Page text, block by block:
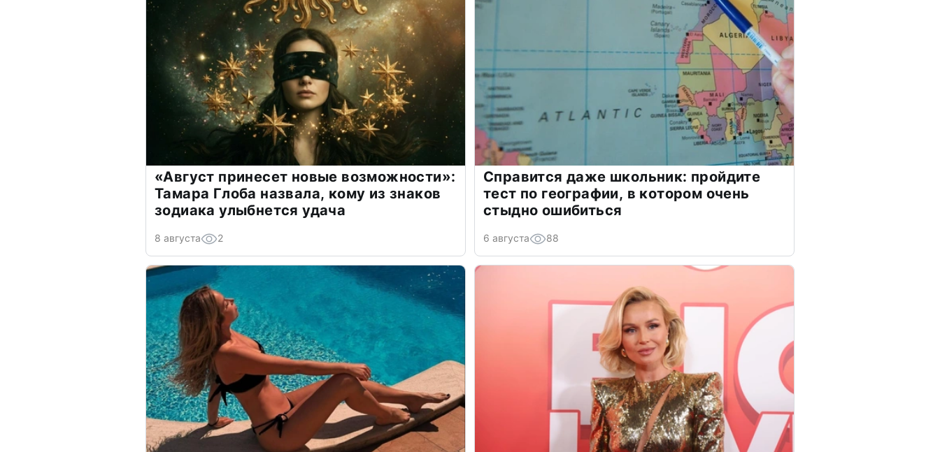
«Август принесет новые возможности»:
Тамара Глоба назвала, кому из знаков
зодиака улыбнется удача
8 августа 2
Справится даже школьник: пройдите
тест по географии, в котором очень
стыдно ошибиться
6 августа 88